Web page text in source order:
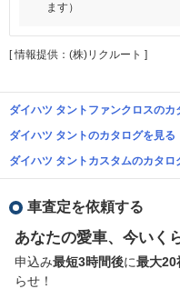
ます）
[ 情報提供：(株)リクルート ]
ダイハツ タントファンクロスのカ
ダイハツ タントのカタログを見る
ダイハツ タントカスタムのカタロ
車査定を依頼する
あなたの愛車、今いく
申込み最短3時間後に最大20
らせ！